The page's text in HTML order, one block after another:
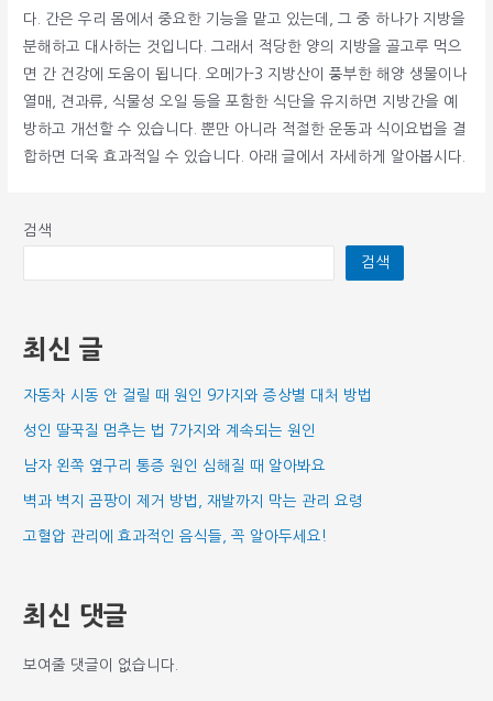
다. 간은 우리 몸에서 중요한 기능을 맡고 있는데, 그 중 하나가 지방을
분해하고 대사하는 것입니다. 그래서 적당한 양의 지방을 골고루 먹으
면 간 건강에 도움이 됩니다. 오메가-3 지방산이 풍부한 해양 생물이나
열매, 견과류, 식물성 오일 등을 포함한 식단을 유지하면 지방간을 예
방하고 개선할 수 있습니다. 뿐만 아니라 적절한 운동과 식이요법을 결
합하면 더욱 효과적일 수 있습니다. 아래 글에서 자세하게 알아봅시다.
검색
검색
최신 글
자동차 시동 안 걸릴 때 원인 9가지와 증상별 대처 방법
성인 딸꾹질 멈추는 법 7가지와 계속되는 원인
남자 왼쪽 옆구리 통증 원인 심해질 때 알아봐요
벽과 벽지 곰팡이 제거 방법, 재발까지 막는 관리 요령
고혈압 관리에 효과적인 음식들, 꼭 알아두세요!
최신 댓글
보여줄 댓글이 없습니다.